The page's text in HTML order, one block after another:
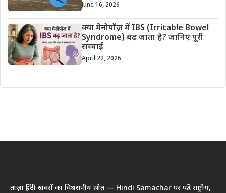
June 16, 2026
क्या मेनोपॉज़ में IBS (Irritable Bowel
Syndrome) बढ़ जाता है? जानिए पूरी
सच्चाई
April 22, 2026
ताज़ा हिंदी खबरों का विश्वसनीय स्रोत — Hindi Samachar पर पढ़ें राष्ट्रीय,